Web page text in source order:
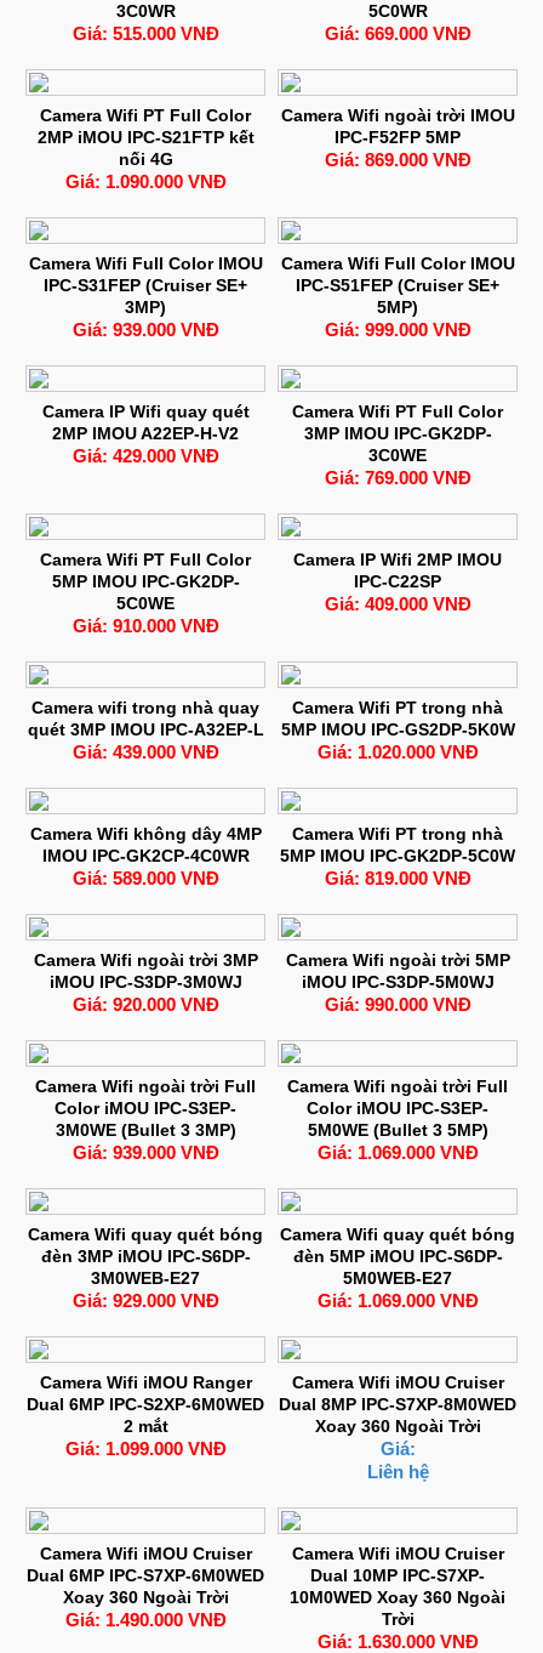
3C0WR
Giá: 515.000 VNĐ
5C0WR
Giá: 669.000 VNĐ
Camera Wifi PT Full Color
2MP iMOU IPC-S21FTP kết
nối 4G
Giá: 1.090.000 VNĐ
Camera Wifi ngoài trời IMOU
IPC-F52FP 5MP
Giá: 869.000 VNĐ
Camera Wifi Full Color IMOU
IPC-S31FEP (Cruiser SE+
3MP)
Giá: 939.000 VNĐ
Camera Wifi Full Color IMOU
IPC-S51FEP (Cruiser SE+
5MP)
Giá: 999.000 VNĐ
Camera IP Wifi quay quét
2MP IMOU A22EP-H-V2
Giá: 429.000 VNĐ
Camera Wifi PT Full Color
3MP IMOU IPC-GK2DP-
3C0WE
Giá: 769.000 VNĐ
Camera Wifi PT Full Color
5MP IMOU IPC-GK2DP-
5C0WE
Giá: 910.000 VNĐ
Camera IP Wifi 2MP IMOU
IPC-C22SP
Giá: 409.000 VNĐ
Camera wifi trong nhà quay
quét 3MP IMOU IPC-A32EP-L
Giá: 439.000 VNĐ
Camera Wifi PT trong nhà
5MP IMOU IPC-GS2DP-5K0W
Giá: 1.020.000 VNĐ
Camera Wifi không dây 4MP
IMOU IPC-GK2CP-4C0WR
Giá: 589.000 VNĐ
Camera Wifi PT trong nhà
5MP IMOU IPC-GK2DP-5C0W
Giá: 819.000 VNĐ
Camera Wifi ngoài trời 3MP
iMOU IPC-S3DP-3M0WJ
Giá: 920.000 VNĐ
Camera Wifi ngoài trời 5MP
iMOU IPC-S3DP-5M0WJ
Giá: 990.000 VNĐ
Camera Wifi ngoài trời Full
Color iMOU IPC-S3EP-
3M0WE (Bullet 3 3MP)
Giá: 939.000 VNĐ
Camera Wifi ngoài trời Full
Color iMOU IPC-S3EP-
5M0WE (Bullet 3 5MP)
Giá: 1.069.000 VNĐ
Camera Wifi quay quét bóng
đèn 3MP iMOU IPC-S6DP-
3M0WEB-E27
Giá: 929.000 VNĐ
Camera Wifi quay quét bóng
đèn 5MP iMOU IPC-S6DP-
5M0WEB-E27
Giá: 1.069.000 VNĐ
Camera Wifi iMOU Ranger
Dual 6MP IPC-S2XP-6M0WED
2 mắt
Giá: 1.099.000 VNĐ
Camera Wifi iMOU Cruiser
Dual 8MP IPC-S7XP-8M0WED
Xoay 360 Ngoài Trời
Giá:
Liên hệ
Camera Wifi iMOU Cruiser
Dual 6MP IPC-S7XP-6M0WED
Xoay 360 Ngoài Trời
Giá: 1.490.000 VNĐ
Camera Wifi iMOU Cruiser
Dual 10MP IPC-S7XP-
10M0WED Xoay 360 Ngoài
Trời
Giá: 1.630.000 VNĐ